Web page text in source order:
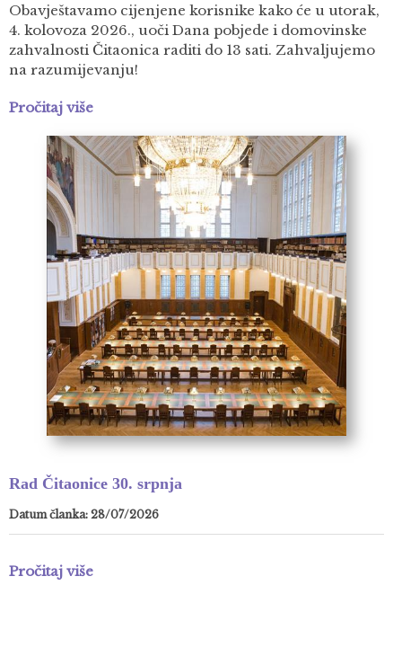
Obavještavamo cijenjene korisnike kako će u utorak,
4. kolovoza 2026., uoči Dana pobjede i domovinske
zahvalnosti Čitaonica raditi do 13 sati. Zahvaljujemo
na razumijevanju!
Pročitaj više
Rad Čitaonice 30. srpnja
Datum članka: 28/07/2026
Pročitaj više